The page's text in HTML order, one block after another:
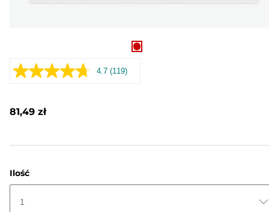
4.7 Czytaj
(119)
81,49 zł
Ilość
1